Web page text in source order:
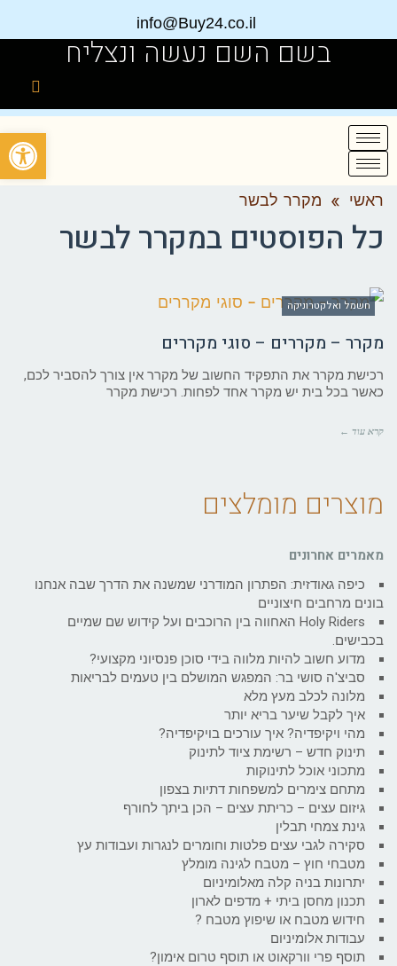
info@Buy24.co.il
בשם השם נעשה ונצליח
ראשי » מקרר לבשר
כל הפוסטים במקרר לבשר
חשמל ואלקטרוניקה
מקרר – מקררים – סוגי מקררים
רכישת מקרר את התפקיד החשוב של מקרר אין צורך להסביר לכם,
כאשר בכל בית יש מקרר אחד לפחות. רכישת מקרר
קרא עוד ←
מוצרים מומלצים
מאמרים אחרונים
כיפה גאודזית: הפתרון המודרני שמשנה את הדרך שבה אנחנו
בונים מרחבים חיצוניים
Holy Riders האחווה בין הרוכבים ועל קידוש שם שמיים
בכבישים.
מדוע חשוב להיות מלווה בידי סוכן פנסיוני מקצועי?
סביצ'ה סושי בר: המפגש המושלם בין טעמים לבריאות
מלונה לכלב מעץ מלא
איך לקבל שיער בריא יותר
מהי ויקיפדיה? איך עורכים בויקיפדיה?
תינוק חדש – רשימת ציוד לתינוק
מתכוני אוכל לתינוקות
מתחם צימרים למשפחות דתיות בצפון
גיזום עצים – כריתת עצים – הכן ביתך לחורף
גינת צמחי תבלין
סקירה לגבי עצים פלטות וחומרים לנגרות ועבודות עץ
מטבחי חוץ – מטבח לגינה מומלץ
יתרונות בניה קלה מאלומיניום
תכנון מחסן ביתי + מדפים לארון
חידוש מטבח או שיפוץ מטבח ?
עבודות אלומיניום
תוסף פרי וורקאוט או תוסף טרום אימון?